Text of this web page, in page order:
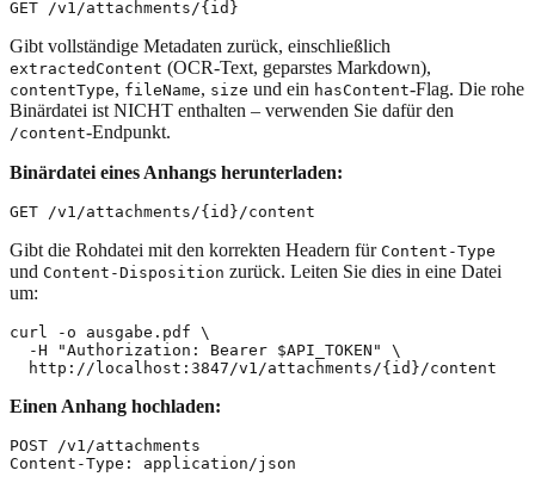
Gibt vollständige Metadaten zurück, einschließlich
extractedContent (OCR-Text, geparstes Markdown),
contentType, fileName, size und ein hasContent-Flag. Die rohe
Binärdatei ist NICHT enthalten – verwenden Sie dafür den
/content-Endpunkt.
Binärdatei eines Anhangs herunterladen:
Gibt die Rohdatei mit den korrekten Headern für Content-Type
und Content-Disposition zurück. Leiten Sie dies in eine Datei
um:
curl -o ausgabe.pdf \
  -H "Authorization: Bearer $API_TOKEN" \
Einen Anhang hochladen:
POST /v1/attachments
Content-Type: application/json